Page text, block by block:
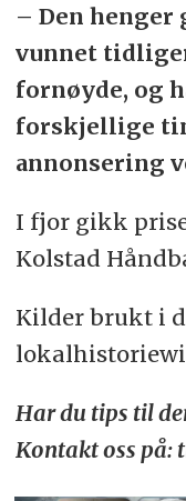
– Den henger
vunnet
fornøyde, og
forskjellige
annonsering
I fjor gikk
Kolstad
Kilder brukt i
Har du tips til
Kontakt oss på: